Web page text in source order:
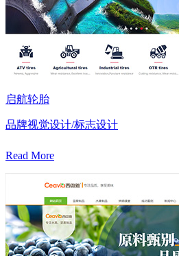
启航轮胎
品牌视觉设计/标志设计
Read More